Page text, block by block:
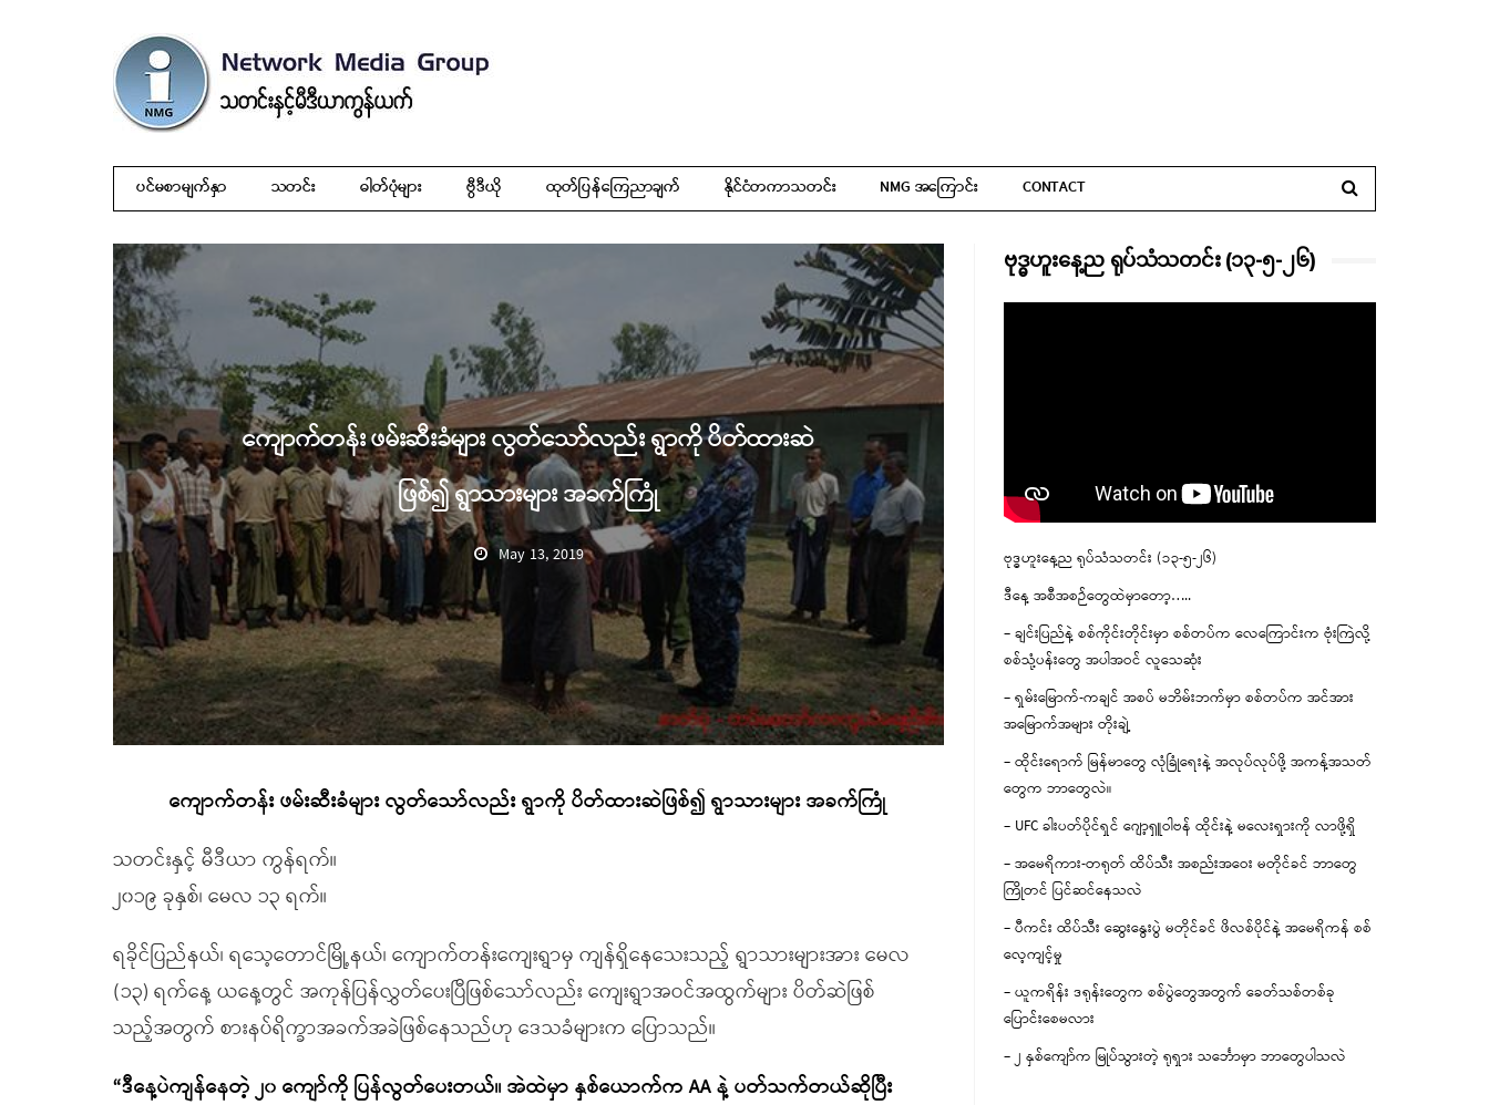
ပင်မစာမျက်နှာ သတင်း ဓါတ်ပုံများ ဗွီဒီယို ထုတ်ပြန်ကြေညာချက် နိုင်ငံတကာသတင်း NMG အကြောင်း CONTACT
ကျောက်တန်း ဖမ်းဆီးခံများ လွတ်သော်လည်း ရွာကို ပိတ်ထားဆဲ
ဖြစ်၍ ရွာသားများ အခက်ကြုံ
May 13, 2019
ကျောက်တန်း ဖမ်းဆီးခံများ လွတ်သော်လည်း ရွာကို ပိတ်ထားဆဲဖြစ်၍ ရွာသားများ အခက်ကြုံ
သတင်းနှင့် မီဒီယာ ကွန်ရက်။
၂၀၁၉ ခုနှစ်၊ မေလ ၁၃ ရက်။
ရခိုင်ပြည်နယ်၊ ရသေ့တောင်မြို့နယ်၊ ကျောက်တန်းကျေးရွာမှ ကျန်ရှိနေသေးသည့် ရွာသားများအား မေလ
(၁၃) ရက်နေ့ ယနေ့တွင် အကုန်ပြန်လွှတ်ပေးပြီဖြစ်သော်လည်း ကျေးရွာအဝင်အထွက်များ ပိတ်ဆဲဖြစ်
သည့်အတွက် စားနပ်ရိက္ခာအခက်အခဲဖြစ်နေသည်ဟု ဒေသခံများက ပြောသည်။
“ဒီနေ့ပဲကျန်နေတဲ့ ၂၀ ကျော်ကို ပြန်လွတ်ပေးတယ်။ အဲထဲမှာ နှစ်ယောက်က AA နဲ့ ပတ်သက်တယ်ဆိုပြီး
ဗုဒ္ဓဟူးနေ့ည ရုပ်သံသတင်း (၁၃-၅-၂၆)
ဗုဒ္ဓဟူးနေ့ည ရုပ်သံသတင်း (၁၃-၅-၂၆)
ဒီနေ့ အစီအစဉ်တွေထဲမှာတော့…..
– ချင်းပြည်နဲ့ စစ်ကိုင်းတိုင်းမှာ စစ်တပ်က လေကြောင်းက ဗုံးကြဲလို့
စစ်သုံ့ပန်းတွေ အပါအဝင် လူသေဆုံး
– ရှမ်းမြောက်-ကချင် အစပ် မဘိမ်းဘက်မှာ စစ်တပ်က အင်အား
အမြောက်အများ တိုးချဲ့
– ထိုင်းရောက် မြန်မာတွေ လုံခြုံရေးနဲ့ အလုပ်လုပ်ဖို့ အကန့်အသတ်
တွေက ဘာတွေလဲ။
– UFC ခါးပတ်ပိုင်ရှင် ဂျော့ရှူဝါဗန် ထိုင်းနဲ့ မလေးရှားကို လာဖို့ရှိ
– အမေရိကား-တရုတ် ထိပ်သီး အစည်းအဝေး မတိုင်ခင် ဘာတွေ
ကြိုတင် ပြင်ဆင်နေသလဲ
– ပီကင်း ထိပ်သီး ဆွေးနွေးပွဲ မတိုင်ခင် ဖိလစ်ပိုင်နဲ့ အမေရိကန် စစ်
လေ့ကျင့်မှု
– ယူကရိန်း ဒရုန်းတွေက စစ်ပွဲတွေအတွက် ခေတ်သစ်တစ်ခု
ပြောင်းစေမလား
– ၂ နှစ်ကျော်က မြုပ်သွားတဲ့ ရုရှား သင်္ဘောမှာ ဘာတွေပါသလဲ